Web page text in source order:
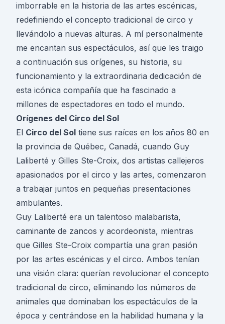
imborrable en la historia de las artes escénicas,
redefiniendo el concepto tradicional de circo y
llevándolo a nuevas alturas. A mí personalmente
me encantan sus espectáculos, así que les traigo
a continuación sus orígenes, su historia, su
funcionamiento y la extraordinaria dedicación de
esta icónica compañía que ha fascinado a
millones de espectadores en todo el mundo.
Orígenes del Circo del Sol
El Circo del Sol tiene sus raíces en los años 80 en
la provincia de Québec, Canadá, cuando Guy
Laliberté y Gilles Ste-Croix, dos artistas callejeros
apasionados por el circo y las artes, comenzaron
a trabajar juntos en pequeñas presentaciones
ambulantes.
Guy Laliberté era un talentoso malabarista,
caminante de zancos y acordeonista, mientras
que Gilles Ste-Croix compartía una gran pasión
por las artes escénicas y el circo. Ambos tenían
una visión clara: querían revolucionar el concepto
tradicional de circo, eliminando los números de
animales que dominaban los espectáculos de la
época y centrándose en la habilidad humana y la